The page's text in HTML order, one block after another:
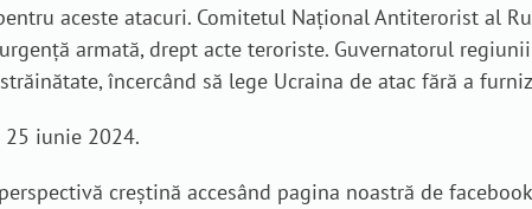
aceste atacuri. Comitetul Național Antiterorist al
armată, drept acte teroriste. Guvernatorul
încercând să lege Ucraina de atac fără a
25 iunie 2024.
creștină accesând pagina noastră de